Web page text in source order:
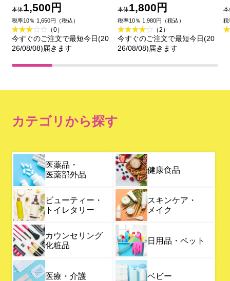
用) １６０ｍＬ コーセー
本体1,500円
税率10％ 1,650円（税込）
（0）
今すぐのご注文で最短今日(20
26/08/08)届きます
ｍＬ コーセー
本体1,800円
税率10％ 1,980円（税込）
（2）
今すぐのご注文で最短今日(20
26/08/08)届きます
本
税
カテゴリから探す
医薬品・
医薬部外品
健康食品
ビューティー・
トイレタリー
スキンケア・
メイク
カウンセリング
化粧品
日用品・ペット
医療・介護 ベビー